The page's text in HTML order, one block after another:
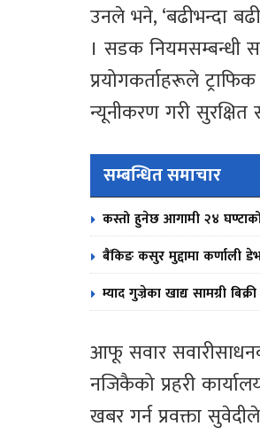
उनले भने, ‘बढीभन्दा
। सडक नियमसम्बन्धी
प्रयोगकर्ताहरूले
न्यूनीकरण गरी सुरक्षित
सम्बन्धित समाचार
कस्तो हुनेछ आगामी २४
बैंकिङ कसुर मुद्दामा कर्णाली
म्याद गुज्रेका खाद्य सामग्री
आफू सवार
नजिकैको प्रहरी
खबर गर्न प्रवक्ता